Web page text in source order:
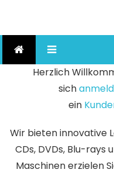
content
Herzlich
sich
ein
Wir bieten innovative
CDs, DVDs, Blu-rays
Maschinen erzielen